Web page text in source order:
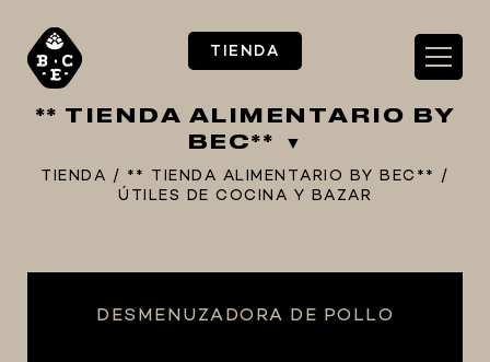
TIENDA
** TIENDA ALIMENTARIO BY
BEC**
TIENDA / ** TIENDA ALIMENTARIO BY BEC** /
ÚTILES DE COCINA Y BAZAR
**PIZZA STORE**
** KIT REGALOS **
DESMENUZADORA DE POLLO